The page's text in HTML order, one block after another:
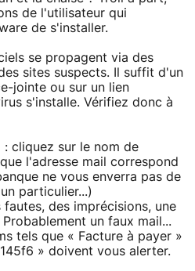
de l'utilisateur qui
de s'installer.
se propagent via des
sites suspects. Il suffit d'un
jointe ou sur un lien
s'installe. Vérifiez donc à
: cliquez sur le nom de
l'adresse mail correspond
ne vous enverra pas de
particulier...)
fautes, des imprécisions, une
un faux mail...
tels que « Facture à payer »
» doivent vous alerter.